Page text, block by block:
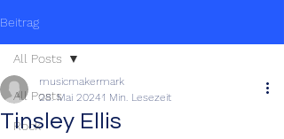
Beitrag
All Posts
Rock
All Posts
Tinsley Ellis
musicmakermark
28. Mai 20241 Min. Lesezeit